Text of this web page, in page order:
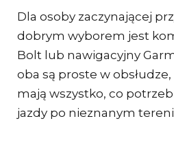
Dla osoby zaczynającej
dobrym wyborem jest
Bolt lub nawigacyjny
oba są proste w
mają wszystko, co
jazdy po nieznanym